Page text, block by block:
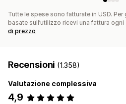
Tutte le spese sono fatturate in USD.
basate sull’utilizzo ricevi una fattura
di prezzo
Recensioni (1.358)
Valutazione complessiva
4,9